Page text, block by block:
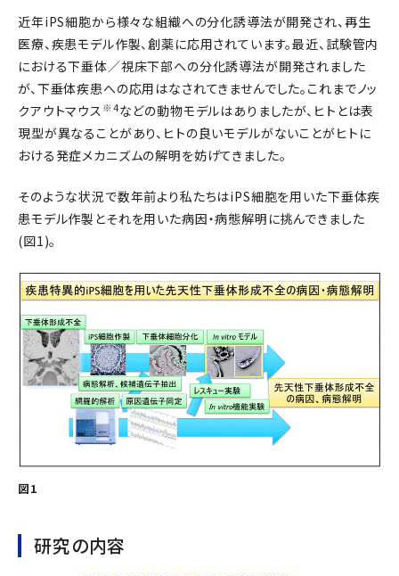
近年iPS細胞から様々な組織への分化誘導法が開発され、再生
医療、疾患モデル作製、創薬に応用されています。最近、試験管内
における下垂体／視床下部への分化誘導法が開発されました
が、下垂体疾患への応用はなされてきませんでした。これまでノッ
クアウトマウス ※4などの動物モデルはありましたが、ヒトとは表
現型が異なることがあり、ヒトの良いモデルがないことがヒトに
おける発症メカニズムの解明を妨げてきました。
そのような状況で数年前より私たちはiPS細胞を用いた下垂体疾
患モデル作製とそれを用いた病因・病態解明に挑んできました
(図1)。
図1
研究の内容